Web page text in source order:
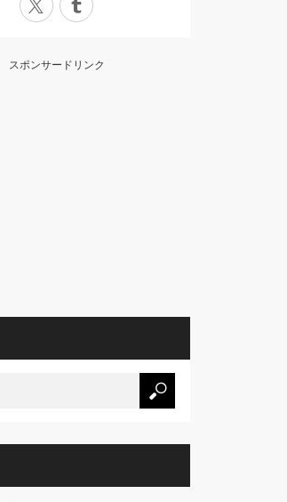
スポンサードリンク